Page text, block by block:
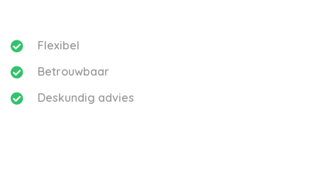
Flexibel
Betrouwbaar
Deskundig advies